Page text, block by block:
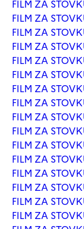
FILM ZA
FILM ZA
FILM ZA
FILM ZA
FILM ZA
FILM ZA
FILM ZA
FILM ZA
FILM ZA
FILM ZA
FILM ZA
FILM ZA
FILM ZA
FILM ZA
FILM ZA
FILM ZA